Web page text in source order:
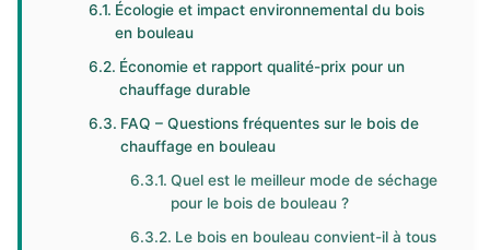
Écologie et impact environnemental du bois
en bouleau
Économie et rapport qualité-prix pour un
chauffage durable
FAQ – Questions fréquentes sur le bois de
chauffage en bouleau
Quel est le meilleur mode de séchage
pour le bois de bouleau ?
Le bois en bouleau convient-il à tous